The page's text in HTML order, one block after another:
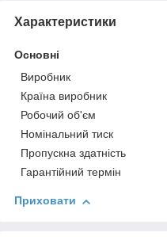
Характеристики
Основні
Виробник
Країна виробник
Робочий об'єм
Номінальний тиск
Пропускна здатність
Гарантійний термін
Приховати